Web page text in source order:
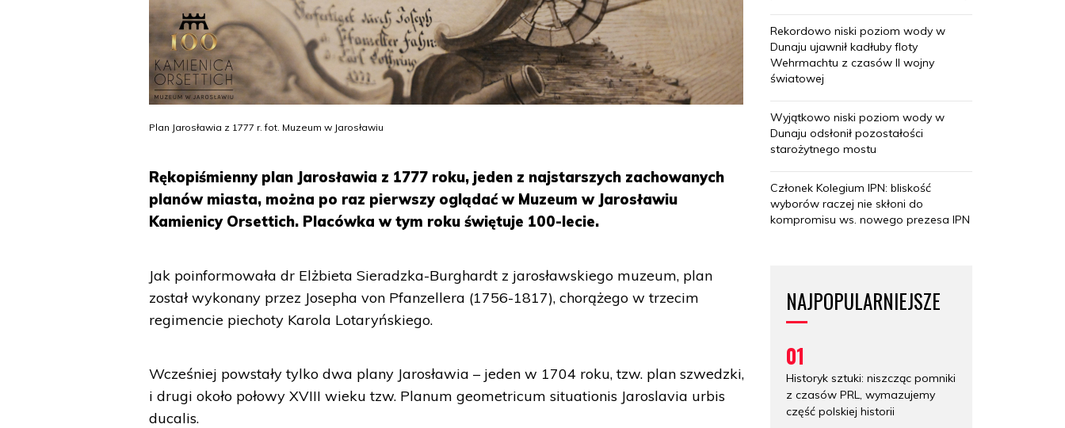
Plan Jarosławia z 1777 r. fot. Muzeum w Jarosławiu
Rękopiśmienny plan Jarosławia z 1777 roku, jeden z najstarszych zachowanych
planów miasta, można po raz pierwszy oglądać w Muzeum w Jarosławiu
Kamienicy Orsettich. Placówka w tym roku świętuje 100-lecie.
Jak poinformowała dr Elżbieta Sieradzka-Burghardt z jarosławskiego muzeum, plan
został wykonany przez Josepha von Pfanzellera (1756-1817), chorążego w trzecim
regimencie piechoty Karola Lotaryńskiego.
Wcześniej powstały tylko dwa plany Jarosławia – jeden w 1704 roku, tzw. plan szwedzki,
i drugi około połowy XVIII wieku tzw. Planum geometricum situationis Jaroslavia urbis
ducalis.
Rekordowo niski poziom wody w
Dunaju ujawnił kadłuby floty
Wehrmachtu z czasów II wojny
światowej
Wyjątkowo niski poziom wody w
Dunaju odsłonił pozostałości
starożytnego mostu
Członek Kolegium IPN: bliskość
wyborów raczej nie skłoni do
kompromisu ws. nowego prezesa IPN
NAJPOPULARNIEJSZE
01
Historyk sztuki: niszcząc pomniki
z czasów PRL, wymazujemy
część polskiej historii